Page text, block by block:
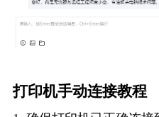
打印机手动连接教程